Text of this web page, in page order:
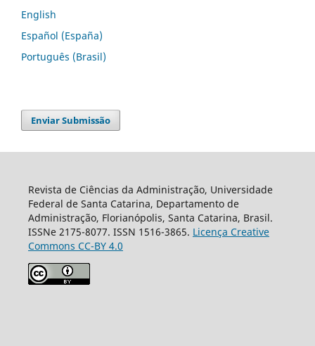
English
Español (España)
Português (Brasil)
Enviar Submissão
Revista de Ciências da Administração, Universidade
Federal de Santa Catarina, Departamento de
Administração, Florianópolis, Santa Catarina, Brasil.
ISSNe 2175-8077. ISSN 1516-3865. Licença Creative
Commons CC-BY 4.0